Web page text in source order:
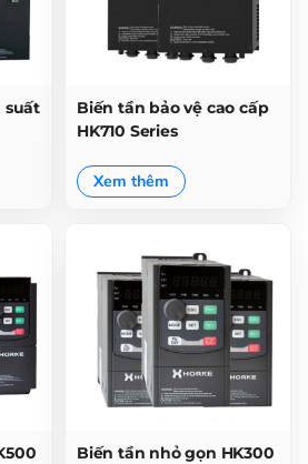
suất
Biến tần bảo vệ cao cấp
HK710 Series
Xem thêm
Biến tần nhỏ gọn HK300